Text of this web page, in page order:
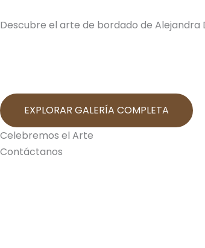
Descubre el arte de bordado de Alejandra
EXPLORAR GALERÍA COMPLETA
Celebremos el Arte
Contáctanos